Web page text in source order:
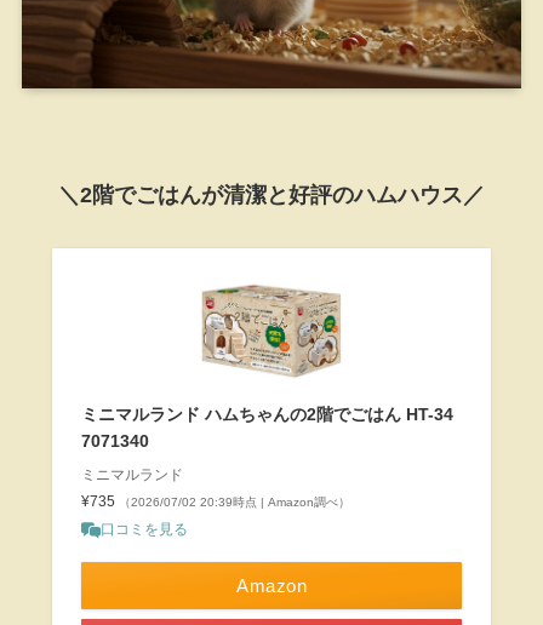
＼2階でごはんが清潔と好評のハムハウス／
ミニマルランド ハムちゃんの2階でごはん HT-34
7071340
ミニマルランド
¥735
（2026/07/02 20:39時点 | Amazon調べ）
口コミを見る
Amazon